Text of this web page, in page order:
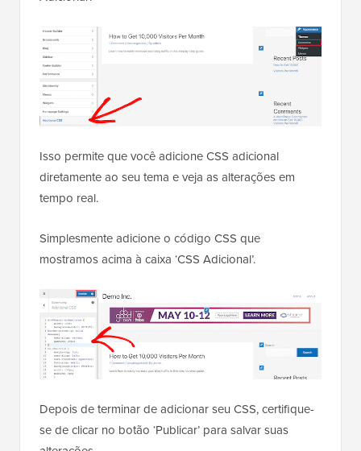
Depois disso, você precisa garantir que a
configuração ‘Active’ esteja ativada e, em seguida,
clique no botão ‘Save Snippet’ no canto superior
direito da tela.
você deve navegar para
em seu painel de administração do WordPress. Isso
abre o painel do personalizador de temas do
WordPress. Você precisa clicar na aba ‘CSS
Adicional’.
Isso permite que você adicione CSS adicional
diretamente ao seu tema e veja as alterações em